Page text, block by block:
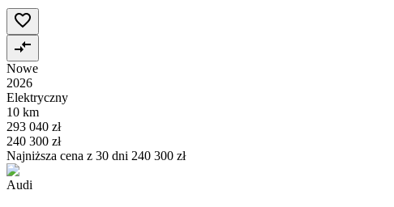
Nowe
2026
Elektryczny
10 km
293 040 zł
240 300 zł
Najniższa cena z 30 dni 240 300 zł
Audi